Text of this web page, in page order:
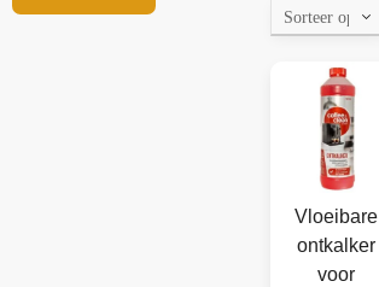
Vloeibare
ontkalker
voor